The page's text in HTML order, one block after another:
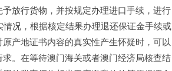
放行货物，并按规定办理进口手续，进行
况，根据核定结果办理退还保证金手续或
产地证书内容的真实性产生怀疑时，可以
。在等待澳门海关或者澳门经济局核查结